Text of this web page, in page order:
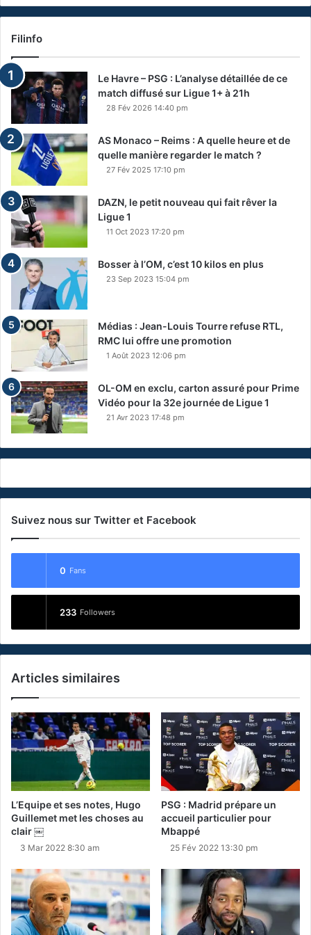
Filinfo
Le Havre – PSG : L’analyse détaillée de ce
match diffusé sur Ligue 1+ à 21h
28 Fév 2026 14:40 pm
AS Monaco – Reims : A quelle heure et de
quelle manière regarder le match ?
27 Fév 2025 17:10 pm
DAZN, le petit nouveau qui fait rêver la
Ligue 1
11 Oct 2023 17:20 pm
Bosser à l’OM, c’est 10 kilos en plus
23 Sep 2023 15:04 pm
Médias : Jean-Louis Tourre refuse RTL,
RMC lui offre une promotion
1 Août 2023 12:06 pm
OL-OM en exclu, carton assuré pour Prime
Vidéo pour la 32e journée de Ligue 1
21 Avr 2023 17:48 pm
Suivez nous sur Twitter et Facebook
0 Fans
233 Followers
Articles similaires
L’Equipe et ses notes, Hugo
Guillemet met les choses au
clair ￼
3 Mar 2022 8:30 am
PSG : Madrid prépare un
accueil particulier pour
Mbappé
25 Fév 2022 13:30 pm